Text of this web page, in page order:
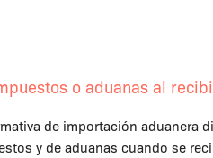
o aduanas al
de importación aduanera
y de aduanas cuando se